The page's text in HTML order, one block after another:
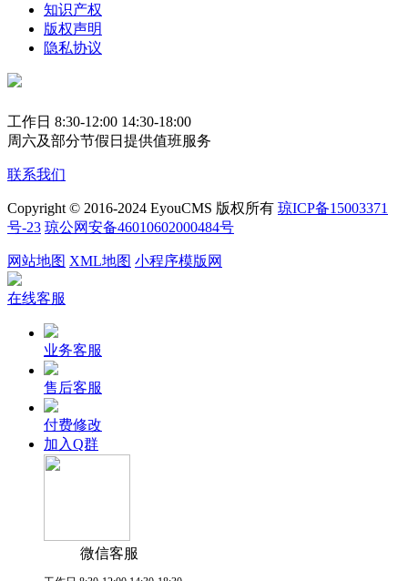
知识产权
版权声明
隐私协议
工作日 8:30-12:00 14:30-18:00
周六及部分节假日提供值班服务
联系我们
Copyright © 2016-2024 EyouCMS 版权所有 琼ICP备15003371
号-23 琼公网安备46010602000484号
网站地图 XML地图 小程序模版网
在线客服
业务客服
售后客服
付费修改
加入Q群
微信客服